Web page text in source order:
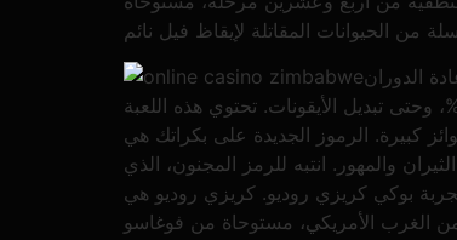
الدوران
والرموز البرية الثابتة، وصولًا إلى مضاعفات الدفع، ودورات مجانية بنسبة 100%، وحتى تبديل الأيقونات. تحتوي هذه اللعبة
كبيرة. الرموز الجديدة على بكراتك هي
والمهور. انتبه للرمز المجنون، الذي
بوكي كريزي روديو. كريزي روديو هي